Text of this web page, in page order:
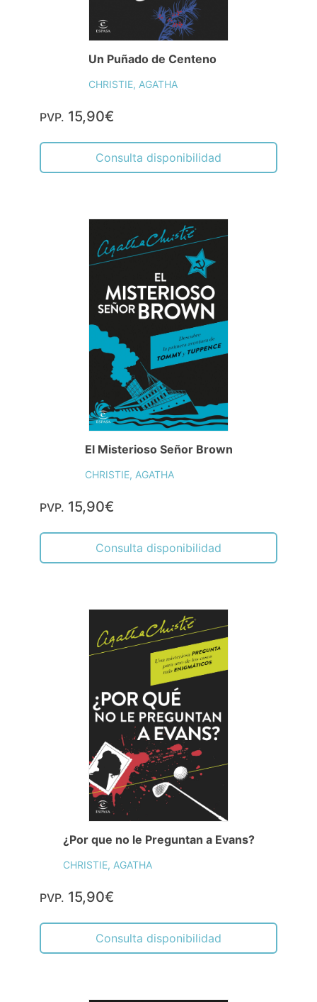
Un Puñado de Centeno
CHRISTIE, AGATHA
PVP. 15,90€
Consulta disponibilidad
El Misterioso Señor Brown
CHRISTIE, AGATHA
PVP. 15,90€
Consulta disponibilidad
¿Por que no le Preguntan a Evans?
CHRISTIE, AGATHA
PVP. 15,90€
Consulta disponibilidad